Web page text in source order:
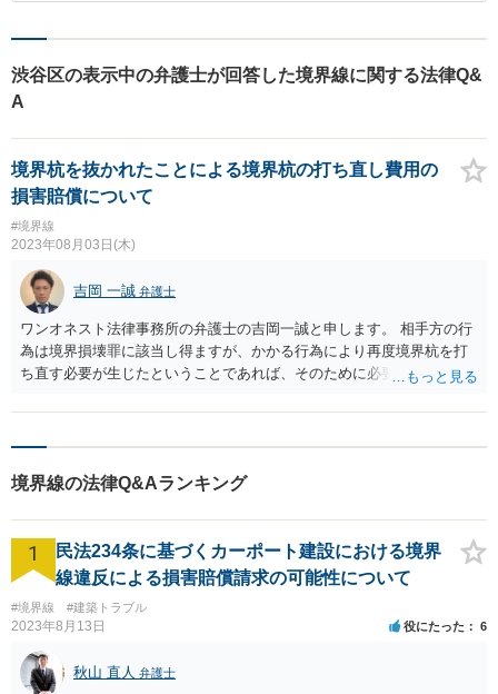
渋谷区の表示中の弁護士が回答した境界線に関する法律Q&
A
境界杭を抜かれたことによる境界杭の打ち直し費用の
損害賠償について
#境界線
2023年08月03日(木)
吉岡 一誠 弁護士
ワンオネスト法律事務所の弁護士の吉岡一誠と申します。 相手方の行
為は境界損壊罪に該当し得ますが、かかる行為により再度境界杭を打
ち直す必要が生じたということであれば、そのために必要な測量費や
した結果地積に変更があった場合の登記費用については、相手方の損
て、刑事事件に関して被害届を取り下げるということを条件に支払っ
ことでも良いかもしれませんが(不起訴事件の記録は開示が認められな
い可能性もあります)、裁判にかかる労力、時間、コストを考えると、
な方法が最善であるかは、事実関係の詳細やこれまでの経緯にもよる
めいたします。
境界線の法律Q&Aランキング
1
民法234条に基づくカーポート建設における境界
線違反による損害賠償請求の可能性について
#境界線 #建築トラブル
2023年8月13日 役にたった 6
秋山 直人 弁護士